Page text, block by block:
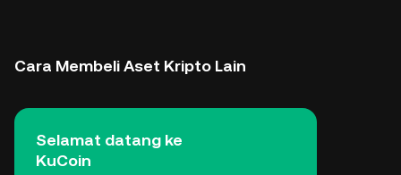
Cara Membeli Aset Kripto Lain
Selamat datang ke
KuCoin